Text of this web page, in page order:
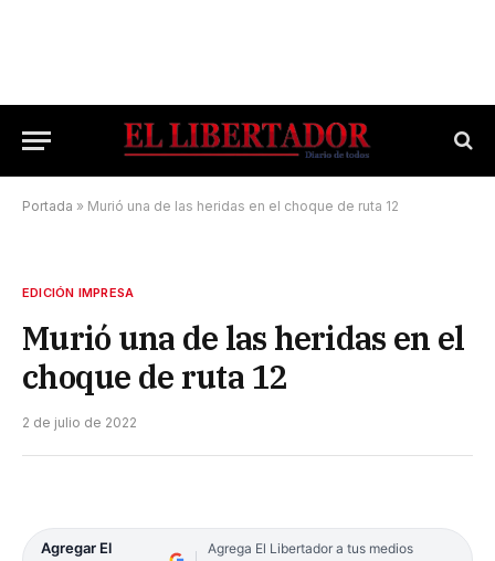
Portada » Murió una de las heridas en el choque de ruta 12
EDICIÓN IMPRESA
Murió una de las heridas en el
choque de ruta 12
2 de julio de 2022
Agregar El
Agrega El Libertador a tus medios